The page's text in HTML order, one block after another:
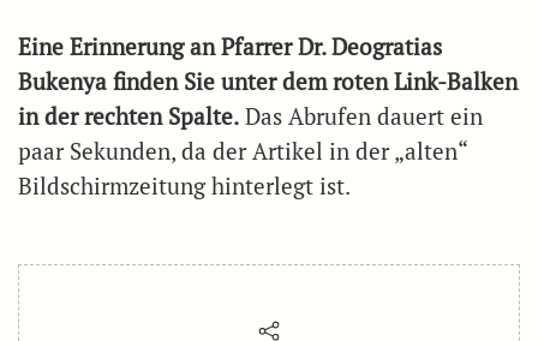
Eine Erinnerung an Pfarrer Dr. Deogratias
Bukenya finden Sie unter dem roten Link-Balken
in der rechten Spalte. Das Abrufen dauert ein
paar Sekunden, da der Artikel in der „alten“
Bildschirmzeitung hinterlegt ist.